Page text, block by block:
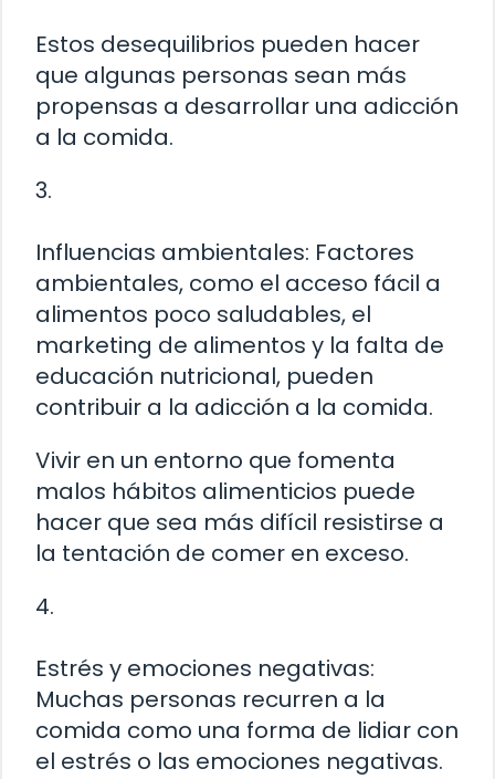
Estos desequilibrios pueden hacer
que algunas personas sean más
propensas a desarrollar una adicción
a la comida.
3.
Influencias ambientales: Factores
ambientales, como el acceso fácil a
alimentos poco saludables, el
marketing de alimentos y la falta de
educación nutricional, pueden
contribuir a la adicción a la comida.
Vivir en un entorno que fomenta
malos hábitos alimenticios puede
hacer que sea más difícil resistirse a
la tentación de comer en exceso.
4.
Estrés y emociones negativas:
Muchas personas recurren a la
comida como una forma de lidiar con
el estrés o las emociones negativas.